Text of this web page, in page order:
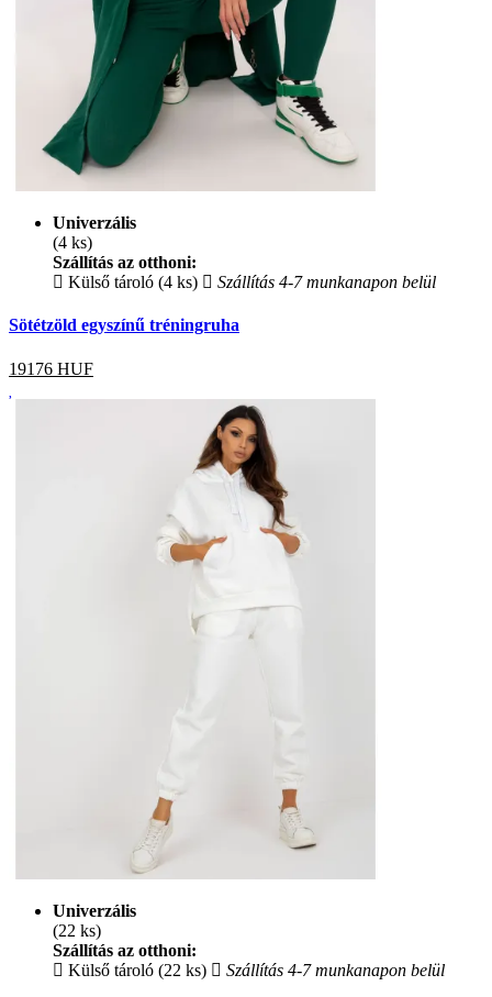
Univerzális
(4 ks)
Szállítás az otthoni:
Külső tároló (4 ks)
Szállítás 4-7 munkanapon belül
Sötétzöld egyszínű tréningruha
19176 HUF
Univerzális
(22 ks)
Szállítás az otthoni:
Külső tároló (22 ks)
Szállítás 4-7 munkanapon belül